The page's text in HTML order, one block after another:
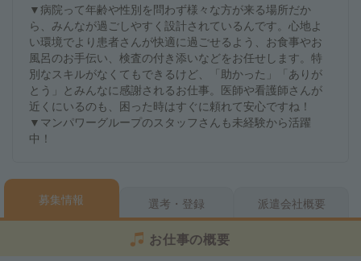
▼病院って年齢や性別を問わず様々な方が来る場所だか
ら、みんなが過ごしやすく設計されているんです。心地よ
い環境でより患者さんが快適に過ごせるよう、お食事やお
風呂のお手伝い、検査の付き添いなどをお任せします。特
別なスキルがなくてもできるけど、「助かった」「ありが
とう」とみんなに感謝されるお仕事。医師や看護師さんが
近くにいるのも、困った時はすぐに頼れて安心ですね！
▼マンパワーグループのスタッフさんも未経験から活躍
中！
募集情報 選考・登録 派遣会社概要
お仕事の概要